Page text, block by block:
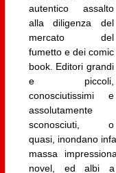
autentico assalto
alla diligenza del
mercato del
fumetto e dei comic
book. Editori grandi
e piccoli,
conosciutissimi e
assolutamente
sconosciuti, o
quasi, inondano
massa
novel, ed albi a